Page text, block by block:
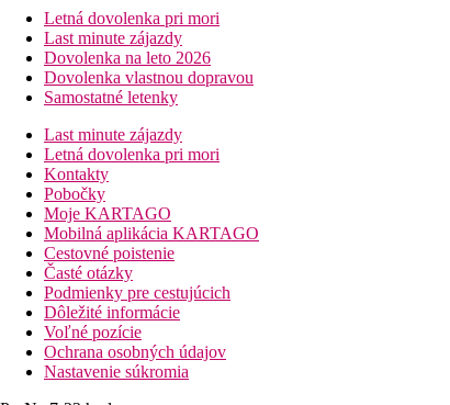
Letná dovolenka pri mori
Last minute zájazdy
Dovolenka na leto 2026
Dovolenka vlastnou dopravou
Samostatné letenky
Last minute zájazdy
Letná dovolenka pri mori
Kontakty
Pobočky
Moje KARTAGO
Mobilná aplikácia KARTAGO
Cestovné poistenie
Časté otázky
Podmienky pre cestujúcich
Dôležité informácie
Voľné pozície
Ochrana osobných údajov
Nastavenie súkromia